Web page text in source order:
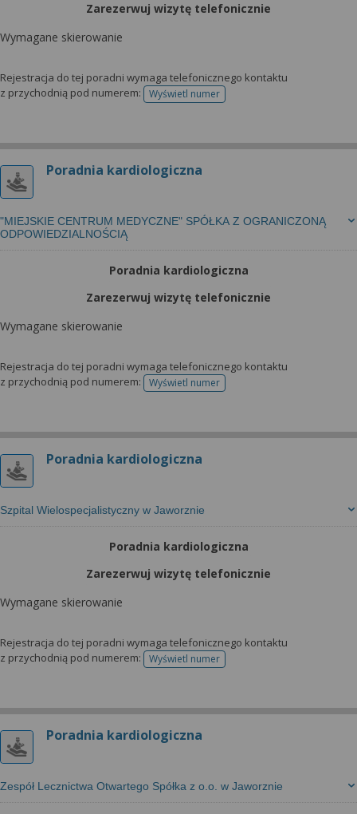
Zarezerwuj wizytę telefonicznie
Wymagane skierowanie
Rejestracja do tej poradni wymaga telefonicznego kontaktu
z przychodnią pod numerem:
Wyświetl numertelefonu do rejestracji
Poradnia kardiologiczna
"MIEJSKIE CENTRUM MEDYCZNE" SPÓŁKA Z OGRANICZONĄ
ODPOWIEDZIALNOŚCIĄ
Poradnia kardiologiczna
Zarezerwuj wizytę telefonicznie
Wymagane skierowanie
Rejestracja do tej poradni wymaga telefonicznego kontaktu
z przychodnią pod numerem:
Wyświetl numertelefonu do rejestracji
Poradnia kardiologiczna
Szpital Wielospecjalistyczny w Jaworznie
Poradnia kardiologiczna
Zarezerwuj wizytę telefonicznie
Wymagane skierowanie
Rejestracja do tej poradni wymaga telefonicznego kontaktu
z przychodnią pod numerem:
Wyświetl numertelefonu do rejestracji
Poradnia kardiologiczna
Zespół Lecznictwa Otwartego Spółka z o.o. w Jaworznie